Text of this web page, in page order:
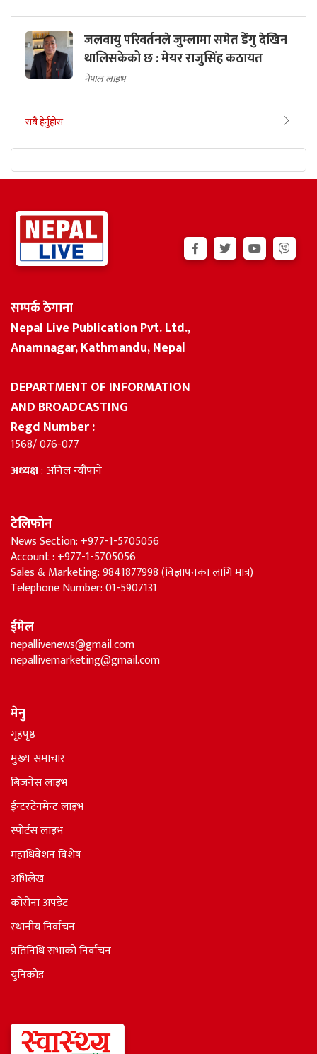
जलवायु परिवर्तनले जुम्लामा समेत डेंगु देखिन
थालिसकेको छ : मेयर राजुसिंह कठायत
नेपाल लाइभ
सबै हेर्नुहोस
सम्पर्क ठेगाना
Nepal Live Publication Pvt. Ltd.,
Anamnagar, Kathmandu, Nepal
DEPARTMENT OF INFORMATION
AND BROADCASTING
Regd Number :
1568/ 076-077
अध्यक्ष: अनिल न्यौपाने
टेलिफोन
News Section: +977-1-5705056
Account : +977-1-5705056
Sales & Marketing: 9841877998 (विज्ञापनका लागि मात्र)
Telephone Number: 01-5907131
ईमेल
nepallivenews@gmail.com
nepallivemarketing@gmail.com
मेनु
गृहपृष्ठ
मुख्य समाचार
बिजनेस लाइभ
ईन्टरटेनमेन्ट लाइभ
स्पोर्टस लाइभ
महाधिवेशन विशेष
अभिलेख
कोरोना अपडेट
स्थानीय निर्वाचन
प्रतिनिधि सभाकाे निर्वाचन
युनिकोड